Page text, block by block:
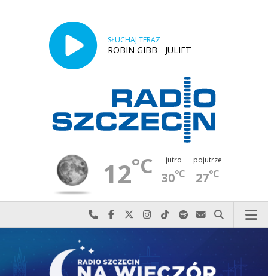
SŁUCHAJ TERAZ
ROBIN GIBB - JULIET
12°C jutro
30°C
pojutrze
27°C
Najlepiej po prostu do nas zadzwoń
Odwiedź nas na Facebook-u
Odwiedź nas na X
Odwiedź nas na Instagram-ie
Odwiedź nas na TikTok-u
Szukaj nas na Spotify
Wyślij do nas
Szukaj